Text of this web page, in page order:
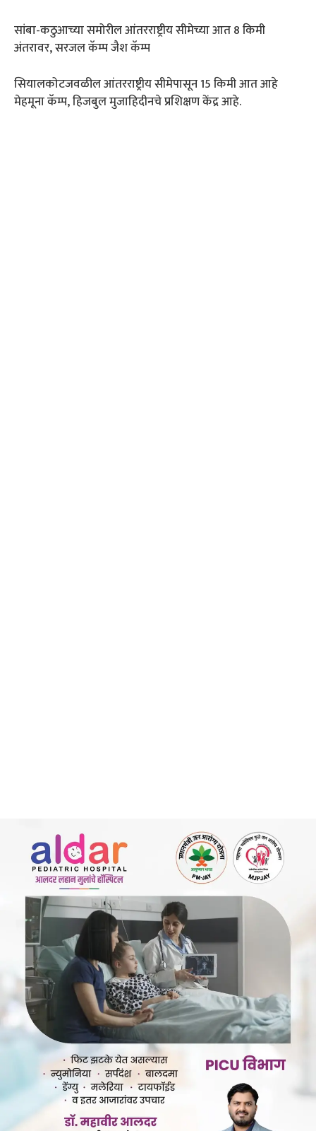
सांबा-कठुआच्या समोरील आंतरराष्ट्रीय सीमेच्या आत 8 किमी
अंतरावर, सरजल कॅम्प जैश कॅम्प
सियालकोटजवळील आंतरराष्ट्रीय सीमेपासून 15 किमी आत आहे
मेहमूना कॅम्प, हिजबुल मुजाहिदीनचे प्रशिक्षण केंद्र आहे.